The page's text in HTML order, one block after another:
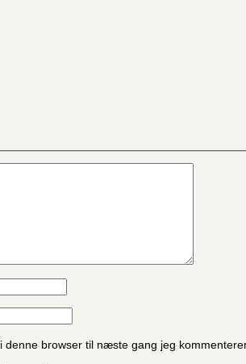
denne browser til næste gang jeg